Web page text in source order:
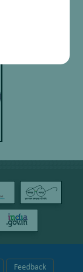
Feedback